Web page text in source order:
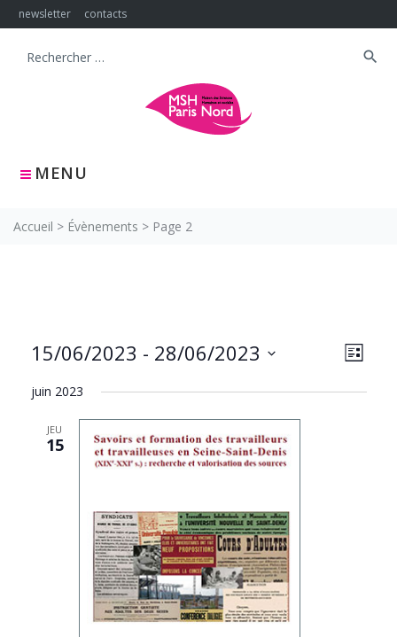
Skip
to
newsletter contacts
MENU
Search
search
Accueil > Évènements > Page 2
PAR
de
vues
LISTE
15/06/2023 - 28/06/2023
une
juin 2023
JEU
15